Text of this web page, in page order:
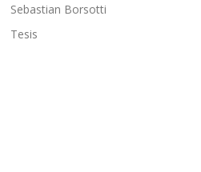
Sebastian Borsotti
Tesis